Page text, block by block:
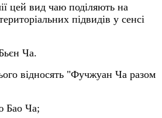
цей вид чаю поділяють на
підвидів у сенсі
Ча.
відносять "Фучжуан Ча разом
Бао Ча;